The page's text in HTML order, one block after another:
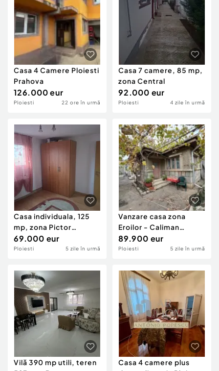
Casa 4 Camere Ploiesti
Prahova
126.000 eur
Ploiesti 22 ore în urmă
Casa 7 camere, 85 mp,
zona Central
92.000 eur
Ploiesti 4 zile în urmă
Casa individuala, 125
mp, zona Pictor
Rosenthal
69.000 eur
Ploiesti 5 zile în urmă
Vanzare casa zona
Eroilor - Caliman
Ploiesti
89.900 eur
Ploiesti 5 zile în urmă
Vilă 390 mp utili, teren
Casa 4 camere plus